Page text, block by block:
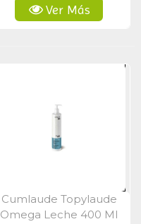
Ver Más
Vista Rápida
Cumlaude Topylaude
Omega Leche 400 Ml